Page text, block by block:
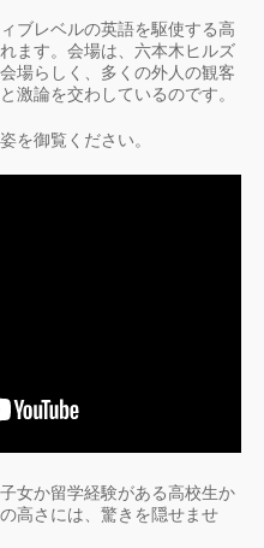
ブレベルの英語を駆使する高
ます。会場は、六本木ヒルズ
場らしく、多くの外人の観客
激論を交わしているのです。
を御覧ください。
女か留学経験がある高校生か
高さには、驚きを隠せませ